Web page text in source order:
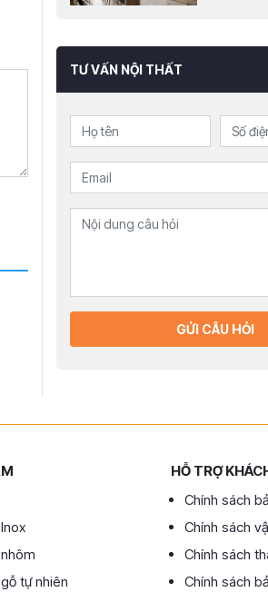
TƯ VẤN NỘI THẤT
GỬI CÂU HỎI
tự nhiên
HỖ TRỢ
Chính sách
Chính sách
Chính sách
Chính sách